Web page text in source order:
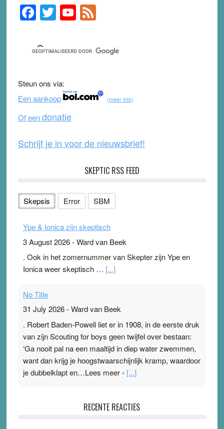
Primary
Sidebar
F
a
c
e
b
o
o
k
T
wi
tt
er
Y
o
u
T
b
e
F
e
d
Steun ons via:
Een aankoop
(meer info)
Of eendonatie
Schrijf je in voor de nieuwsbrief!
SKEPTIC RSS FEED
Skepsis Error SBM
Ype & Ionica zijn skeptisch
3 August 2026-Ward van Beek
. Ook in het zomernummer van Skepter zijn Ype en
Ionica weer skeptisch … [...]
No Title
31 July 2026-Ward van Beek
. Robert Baden-Powell liet er in 1908, in de eerste druk
van zijn Scouting for boys geen twijfel over bestaan:
‘Ga nooit pal na een maaltijd in diep water zwemmen,
want dan krijg je hoogstwaarschijnlijk kramp, waardoor
je dubbelklapt en…Lees meer › [...]
Ward van Beek
RECENTE REACTIES